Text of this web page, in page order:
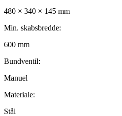
480 × 340 × 145 mm
Min. skabsbredde:
600 mm
Bundventil:
Manuel
Materiale:
Stål